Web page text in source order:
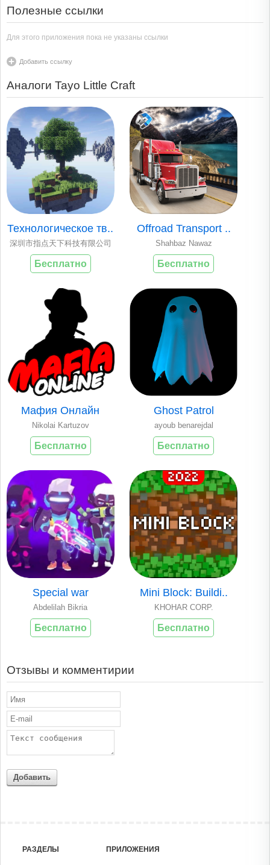
Полезные ссылки
Для этого приложения пока не указаны ссылки
Добавить ссылку
Аналоги Tayo Little Craft
Технологическое тв..
深圳市指点天下科技有限公司
Бесплатно
Offroad Transport ..
Shahbaz Nawaz
Бесплатно
Мафия Онлайн
Nikolai Kartuzov
Бесплатно
Ghost Patrol
ayoub benarejdal
Бесплатно
Special war
Abdelilah Bikria
Бесплатно
Mini Block: Buildi..
KHOHAR CORP.
Бесплатно
Отзывы и комментирии
Добавить
РАЗДЕЛЫ ПРИЛОЖЕНИЯ